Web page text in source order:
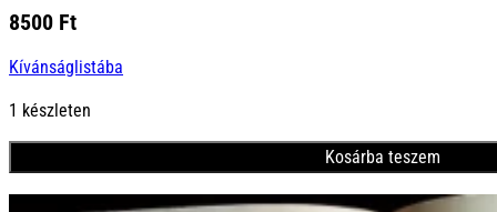
8500 Ft
Kívánságlistába
1 készleten
Kosárba teszem